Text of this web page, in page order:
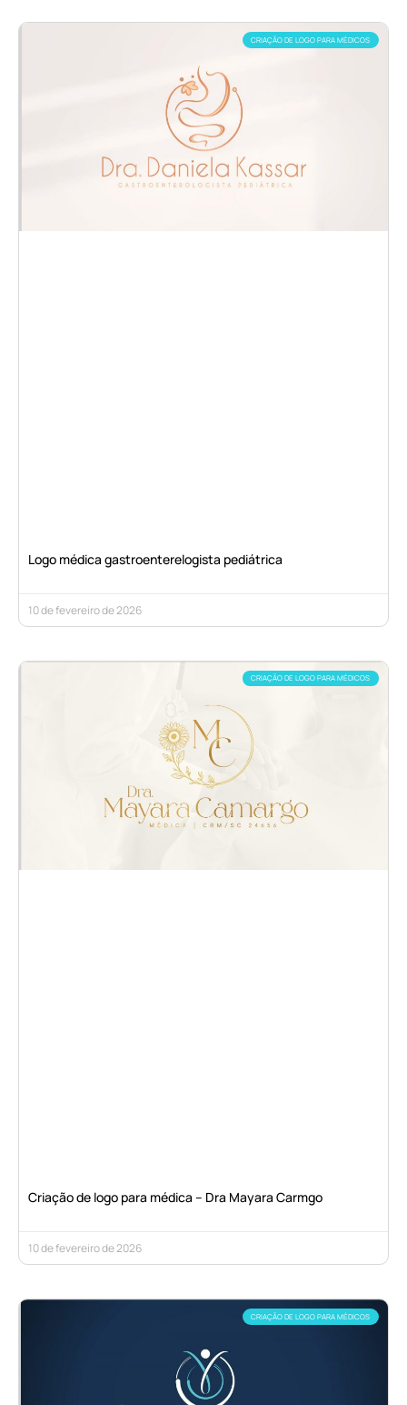
CRIAÇÃO DE LOGO PARA MÉDICOS
Logo médica gastroenterelogista pediátrica
10 de fevereiro de 2026
CRIAÇÃO DE LOGO PARA MÉDICOS
Criação de logo para médica – Dra Mayara Carmgo
10 de fevereiro de 2026
CRIAÇÃO DE LOGO PARA MÉDICOS